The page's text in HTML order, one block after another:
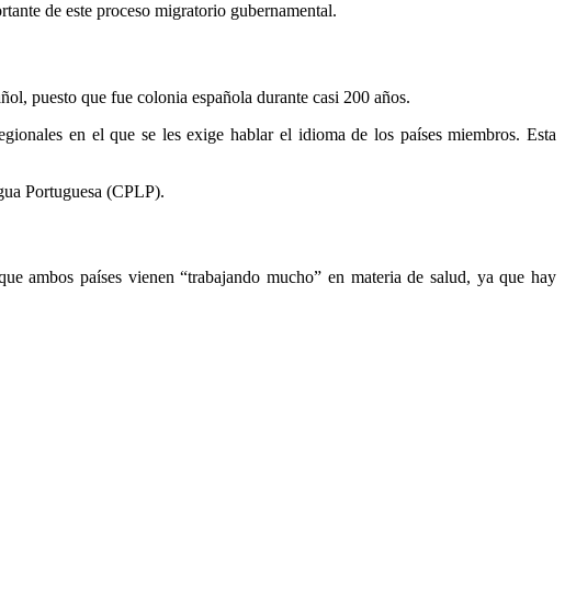
de este proceso migratorio gubernamental.
puesto que fue colonia española durante casi 200 años.
en el que se les exige hablar el idioma de los países miembros. Esta
Portuguesa (CPLP).
ambos países vienen “trabajando mucho” en materia de salud, ya que hay